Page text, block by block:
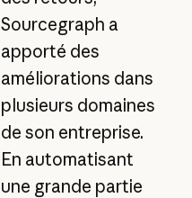
Sourcegraph a
apporté des
améliorations dans
plusieurs domaines
de son entreprise.
En automatisant
une grande partie